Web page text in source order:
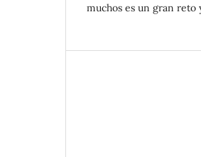
muchos es un gran reto